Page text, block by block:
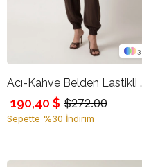
3
Acı-Kahve Belden
$272.00
190,40 $
Sepette %30 İndirim